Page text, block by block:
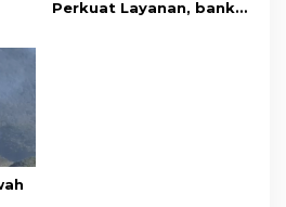
Perkuat Layanan, bank